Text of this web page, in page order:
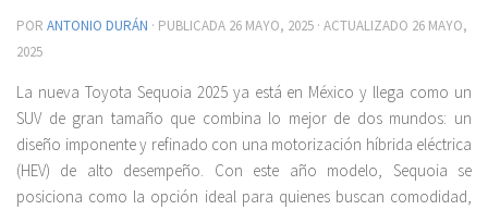
POR ANTONIO DURÁN · PUBLICADA 26 MAYO, 2025 · ACTUALIZADO 26 MAYO,
2025
La nueva Toyota Sequoia 2025 ya está en México y llega como un
SUV de gran tamaño que combina lo mejor de dos mundos: un
diseño imponente y refinado con una motorización híbrida eléctrica
(HEV) de alto desempeño. Con este año modelo, Sequoia se
posiciona como la opción ideal para quienes buscan comodidad,